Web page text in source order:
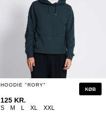
S M L XL XXL
HOODIE "RORY"
125 KR.
KØB